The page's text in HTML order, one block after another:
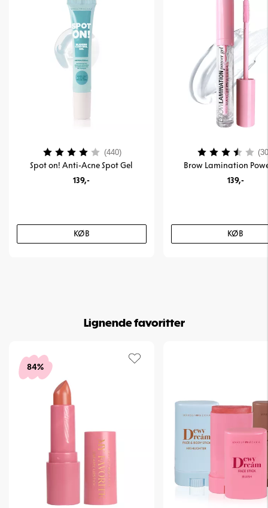
Spot on! Anti-Acne Spot Gel
139,-
KØB
Vurdering: (440)4.0 ud af 5 stjerner
Brow Lamination
139,-
KØB
Vurdering:
Lignende favoritter
84%